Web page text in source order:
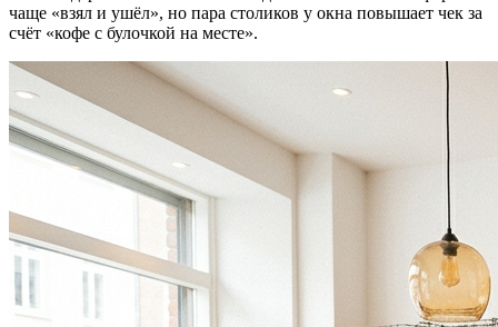
чаще «взял и ушёл», но пара столиков у окна повышает чек за
счёт «кофе с булочкой на месте».